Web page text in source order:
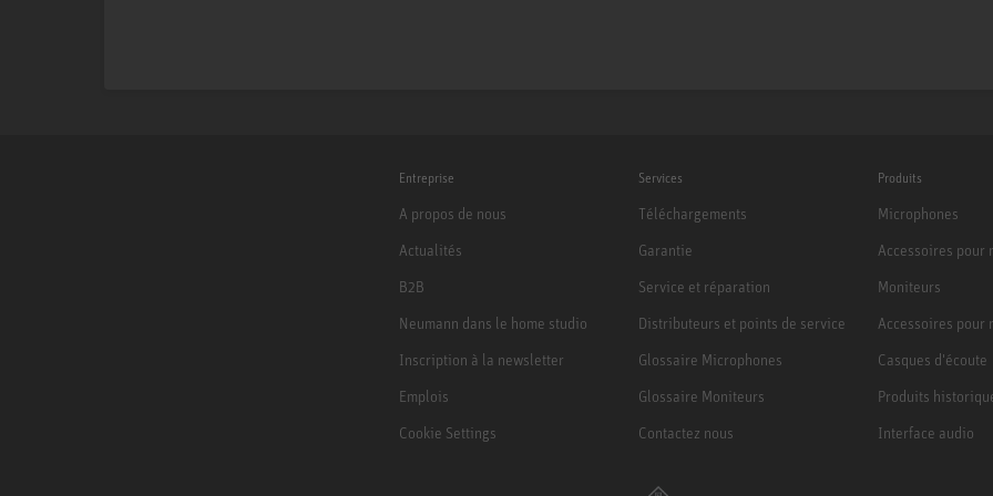
Entreprise
A propos de nous
Actualités
B2B
Neumann dans le home studio
Inscription à la newsletter
Emplois
Cookie Settings
Services
Téléchargements
Garantie
Service et réparation
Distributeurs et points de service
Glossaire Microphones
Glossaire Moniteurs
Contactez nous
Produits
Microphones
Accessoires pour
Moniteurs
Accessoires pour
Casques d'écoute
Produits
Interface audio